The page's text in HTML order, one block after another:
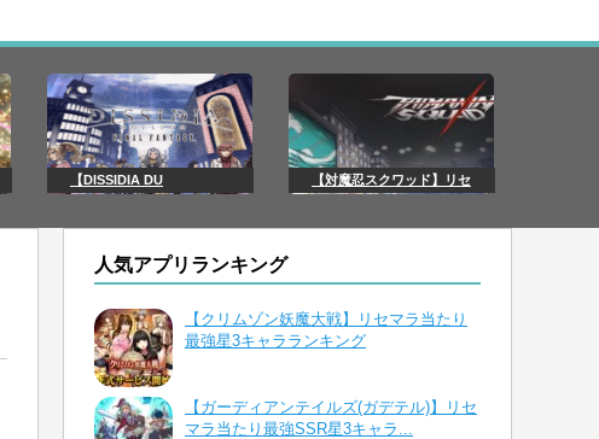
【DISSIDIA DU 【対魔忍スクワッド】リセ
人気アプリランキング
【クリムゾン妖魔大戦】リセマラ当たり
最強星3キャラランキング
【ガーディアンテイルズ(ガデテル)】リセ
マラ当たり最強SSR星3キャラ...